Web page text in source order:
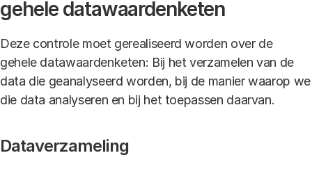
gehele datawaardenketen
Deze controle moet gerealiseerd worden over de
gehele datawaardenketen: Bij het verzamelen van de
data die geanalyseerd worden, bij de manier waarop we
die data analyseren en bij het toepassen daarvan.
Dataverzameling